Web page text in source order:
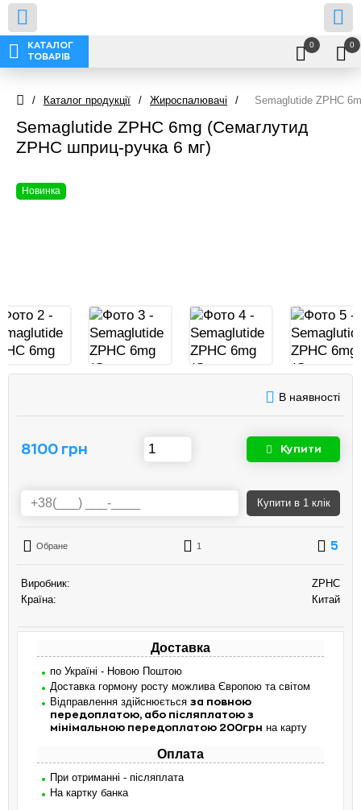
КАТАЛОГ
ТОВАРІВ
0 0
/ Каталог продукції / Жироспалювачі / Semaglutide ZPHC
Semaglutide ZPHC 6mg (Семаглутид
ZPHC шприц-ручка 6 мг)
Новинка
В наявності
8100 грн Купити
Купити в 1 клік
Обране 1 5
Виробник:
ZPHC
Країна:
Китай
Доставка
по Україні - Новою Поштою
Доставка гормону росту можлива Європою та світом
Відправлення здійснюється за повною
передоплатою, або післяплатою з
мінімальною передоплатою 200грн на карту
Оплата
При отриманні - післяплата
На картку банка